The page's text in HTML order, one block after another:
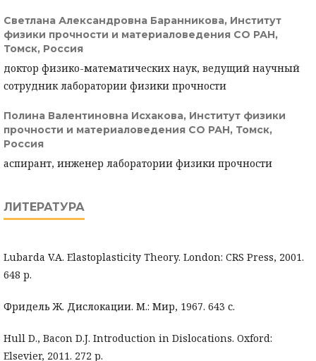
Светлана Александровна Баранникова, Институт
физики прочности и материаловедения СО РАН,
Томск, Россия
доктор физико-математических наук, ведущий научный
сотрудник лаборатории физики прочности
Полина Валентиновна Исхакова, Институт физики
прочности и материаловедения СО РАН, Томск,
Россия
аспирант, инженер лаборатории физики прочности
ЛИТЕРАТУРА
Lubarda V.A. Elastoplasticity Theory. London: CRS Press, 2001.
648 p.
Фридель Ж. Дислокации. М.: Мир, 1967. 643 с.
Hull D., Bacon D.J. Introduction in Dislocations. Oxford:
Elsevier, 2011. 272 p.